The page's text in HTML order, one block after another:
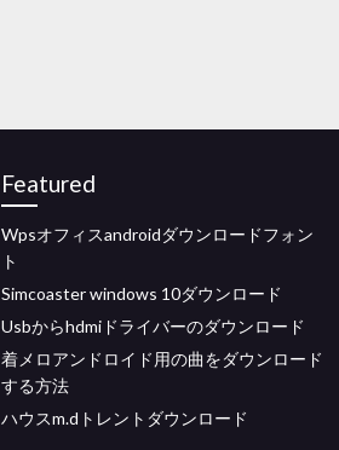
Featured
Wpsオフィスandroidダウンロードフォン
ト
Simcoaster windows 10ダウンロード
Usbからhdmiドライバーのダウンロード
着メロアンドロイド用の曲をダウンロード
する方法
ハウスm.dトレントダウンロード